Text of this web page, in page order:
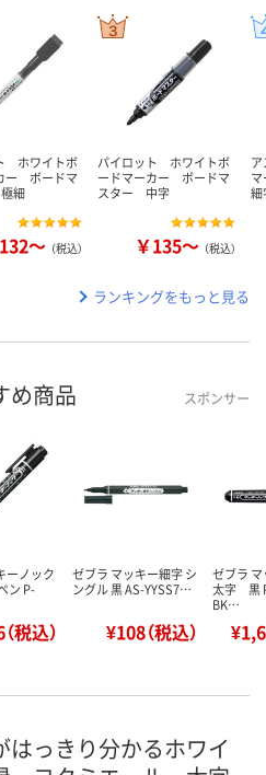
ホワイトボ
ー ボードマ
細
～ （税込）
パイロット ホワイトボ
ードマーカー ボードマ
スター 中字
￥135～ （税込）
細
ランキングをもっと見る
め商品 スポンサー
ーノック
ン P-
税込）
ゼブラ マッキー細字 シ
ングル 黒 AS-YYSS7…
¥108（税込）
ゼブラ
太字 黒
BK…
っきり分かるホワイ